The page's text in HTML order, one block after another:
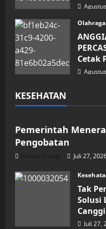
Olahraga
Cetak
KESEHATAN
Kesehatan
Pemerintah
Pengobatan
Juli 27,
Tak
Solusi
Juli 27,